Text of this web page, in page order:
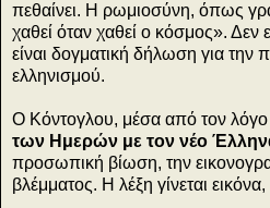
πεθαίνει. Η ρωμιοσύνη, όπως
χαθεί όταν χαθεί ο κόσμος». Δεν
είναι δογματική δήλωση για την
ελληνισμού.
Ο Κόντογλου, μέσα από τον λόγο
των Ημερών με τον νέο
προσωπική βίωση, την
βλέμματος. Η λέξη γίνεται